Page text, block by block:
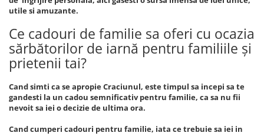
utile si amuzante.
Ce cadouri de familie sa oferi cu ocazia
sărbătorilor de iarnă pentru familiile și
prietenii tai?
Cand simti ca se apropie Craciunul, este timpul sa incepi sa te
gandesti la un cadou semnificativ pentru familie, ca sa nu fii
nevoit sa iei o decizie de ultima ora.
Cand cumperi cadouri pentru familie, iata ce trebuie sa iei in